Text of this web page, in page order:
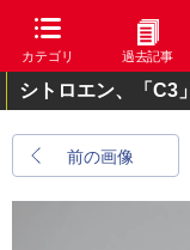
カテゴリ 過去記事
シトロエン、「C3
前の画像